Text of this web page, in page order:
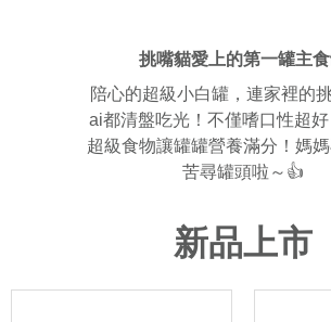
挑嘴貓愛上的第一罐主
陪心的超級小白罐，連家裡的
ai都清盤吃光！不僅嗜口性超
超級食物讓罐罐營養滿分！媽
苦尋罐頭啦～👍
新品上市